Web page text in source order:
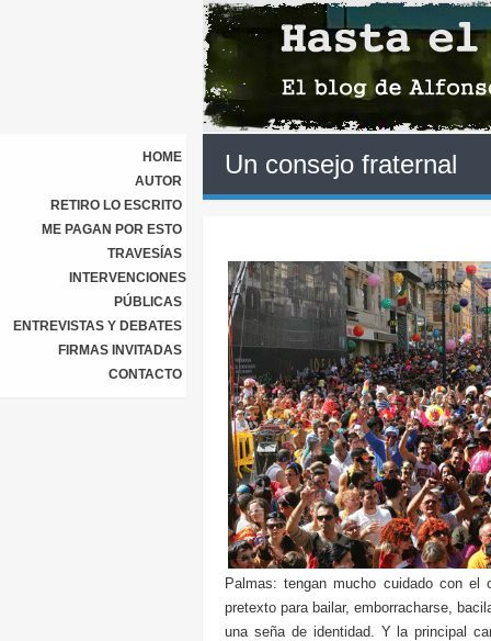
HOME
AUTOR
RETIRO LO ESCRITO
ME PAGAN POR ESTO
TRAVESÍAS
INTERVENCIONES
PÚBLICAS
ENTREVISTAS Y DEBATES
FIRMAS INVITADAS
CONTACTO
Un consejo fraternal
Palmas: tengan mucho cuidado con el
pretexto para bailar, emborracharse,
una seña de identidad. Y la principal